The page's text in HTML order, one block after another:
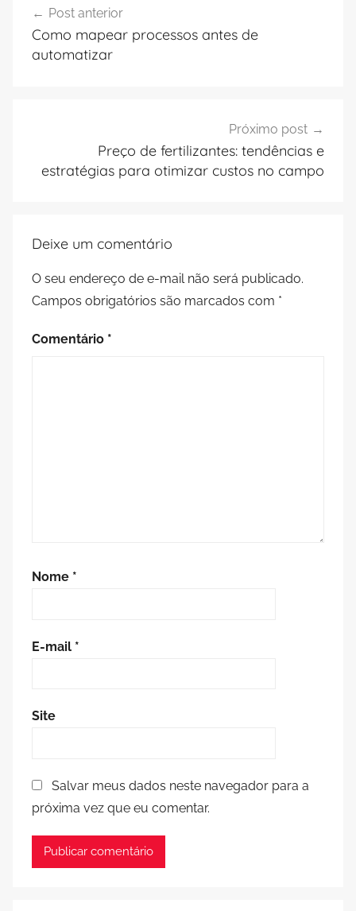
de
Post
Post anterior
Como mapear processos antes de
automatizar
Próximo post
Preço de fertilizantes: tendências e
estratégias para otimizar custos no campo
Deixe um comentário
O seu endereço de e-mail não será publicado.
Campos obrigatórios são marcados com *
Comentário *
Nome *
E-mail *
Site
Salvar meus dados neste navegador para a
próxima vez que eu comentar.